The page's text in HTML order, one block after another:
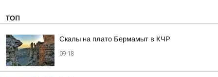
ТОП
Скалы на плато Бермамыт в КЧР
09:18